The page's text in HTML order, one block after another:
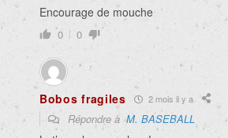
Encourage de mouche
0 0
Bobos fragiles 2 mois il y a
Répondre àM. BASEBALL